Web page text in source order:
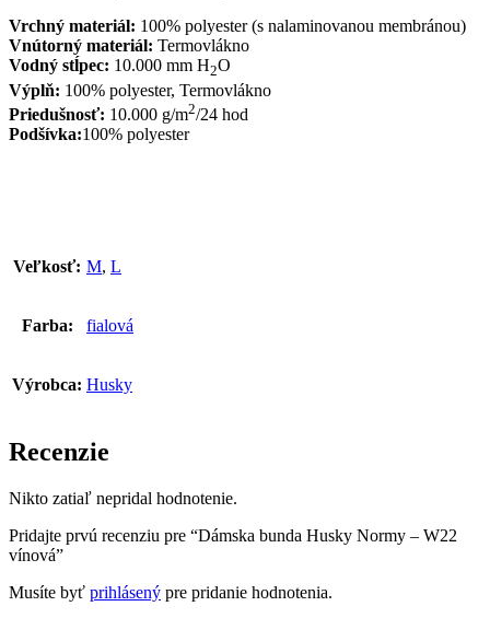
Vrchný materiál: 100% polyester (s nalaminovanou membránou)
Vnútorný materiál: Termovlákno
Vodný stĺpec: 10.000 mm H2O
Výplň: 100% polyester, Termovlákno
Priedušnosť: 10.000 g/m2/24 hod
Podšívka:100% polyester
Veľkosť: M, L
Farba: fialová
Výrobca: Husky
Recenzie
Nikto zatiaľ nepridal hodnotenie.
Pridajte prvú recenziu pre “Dámska bunda Husky Normy – W22
vínová”
Musíte byť prihlásený pre pridanie hodnotenia.